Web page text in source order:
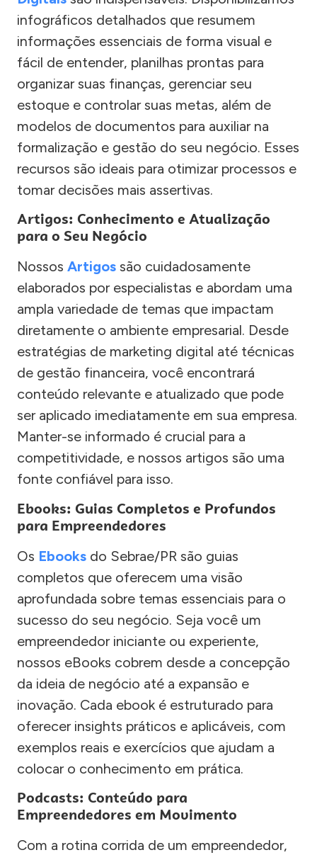
infográficos detalhados que resumem
informações essenciais de forma visual e
fácil de entender, planilhas prontas para
organizar suas finanças, gerenciar seu
estoque e controlar suas metas, além de
modelos de documentos para auxiliar na
formalização e gestão do seu negócio. Esses
recursos são ideais para otimizar processos e
tomar decisões mais assertivas.
Artigos: Conhecimento e Atualização
para o Seu Negócio
Nossos Artigos são cuidadosamente
elaborados por especialistas e abordam uma
ampla variedade de temas que impactam
diretamente o ambiente empresarial. Desde
estratégias de marketing digital até técnicas
de gestão financeira, você encontrará
conteúdo relevante e atualizado que pode
ser aplicado imediatamente em sua empresa.
Manter-se informado é crucial para a
competitividade, e nossos artigos são uma
fonte confiável para isso.
Ebooks: Guias Completos e Profundos
para Empreendedores
Os Ebooks do Sebrae/PR são guias
completos que oferecem uma visão
aprofundada sobre temas essenciais para o
sucesso do seu negócio. Seja você um
empreendedor iniciante ou experiente,
nossos eBooks cobrem desde a concepção
da ideia de negócio até a expansão e
inovação. Cada ebook é estruturado para
oferecer insights práticos e aplicáveis, com
exemplos reais e exercícios que ajudam a
colocar o conhecimento em prática.
Podcasts: Conteúdo para
Empreendedores em Movimento
Com a rotina corrida de um empreendedor,